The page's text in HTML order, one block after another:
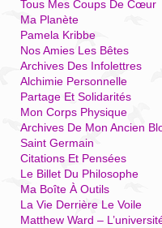
Tous Mes Coups De Cœur
Ma Planète
Pamela Kribbe
Nos Amies Les Bêtes
Archives Des Infolettres
Alchimie Personnelle
Partage Et Solidarités
Mon Corps Physique
Archives De Mon Ancien
Saint Germain
Citations Et Pensées
Le Billet Du Philosophe
Ma Boîte À Outils
La Vie Derrière Le Voile
Matthew Ward –